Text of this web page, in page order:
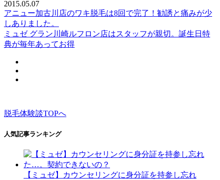
2015.05.07
アニュー加古川店のワキ脱毛は8回で完了！勧誘と痛みが少
しありました。
ミュゼ グラン川崎ルフロン店はスタッフが親切。誕生日特
典が毎年あってお得
脱毛体験談TOPへ
人気記事ランキング
【ミュゼ】カウンセリングに身分証を持参し忘れ